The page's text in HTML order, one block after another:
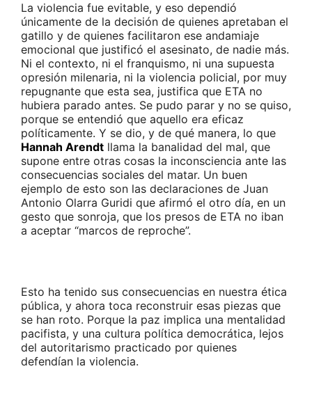
La violencia fue evitable, y eso dependió
únicamente de la decisión de quienes apretaban el
gatillo y de quienes facilitaron ese andamiaje
emocional que justificó el asesinato, de nadie más.
Ni el contexto, ni el franquismo, ni una supuesta
opresión milenaria, ni la violencia policial, por muy
repugnante que esta sea, justifica que ETA no
hubiera parado antes. Se pudo parar y no se quiso,
porque se entendió que aquello era eficaz
políticamente. Y se dio, y de qué manera, lo que
Hannah Arendt llama la banalidad del mal, que
supone entre otras cosas la inconsciencia ante las
consecuencias sociales del matar. Un buen
ejemplo de esto son las declaraciones de Juan
Antonio Olarra Guridi que afirmó el otro día, en un
gesto que sonroja, que los presos de ETA no iban
a aceptar “marcos de reproche”.
Esto ha tenido sus consecuencias en nuestra ética
pública, y ahora toca reconstruir esas piezas que
se han roto. Porque la paz implica una mentalidad
pacifista, y una cultura política democrática, lejos
del autoritarismo practicado por quienes
defendían la violencia.